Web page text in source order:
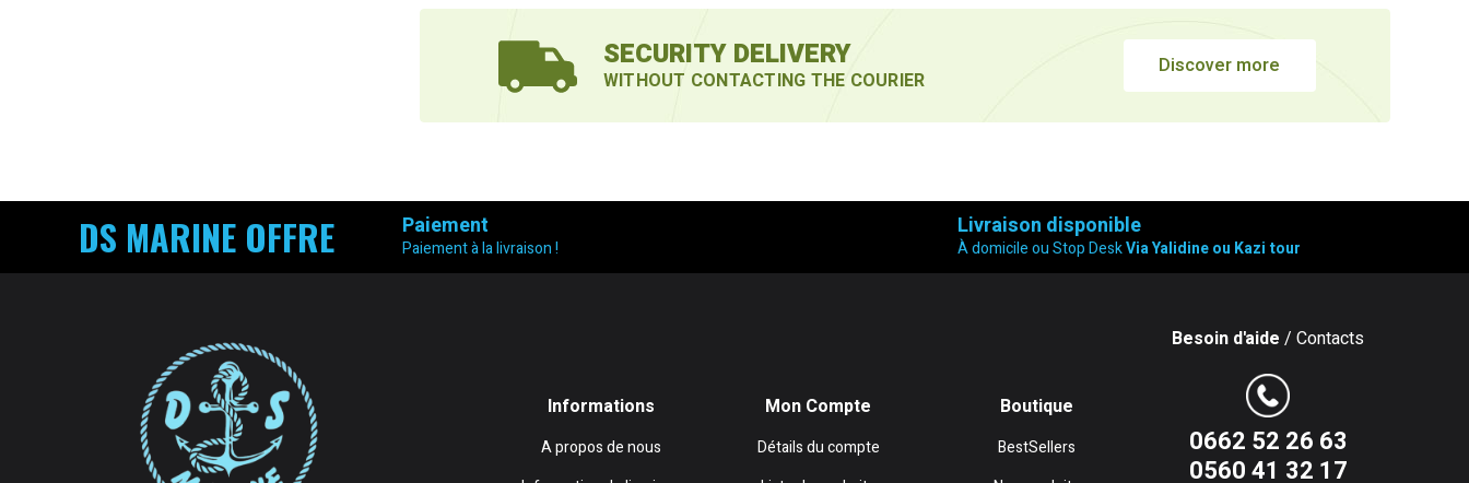
SECURITY DELIVERY
WITHOUT CONTACTING THE COURIER
Discover more
DS MARINE OFFRE Paiement
Paiement à la livraison !
Livraison disponible
À domicile ou Stop DeskVia Yalidine ou Kazi tour
Informations
A propos de nous
Mon Compte
Détails du compte
Boutique
BestSellers
Besoin d'aide / Contacts
0662 52 26 63
0560 41 32 17